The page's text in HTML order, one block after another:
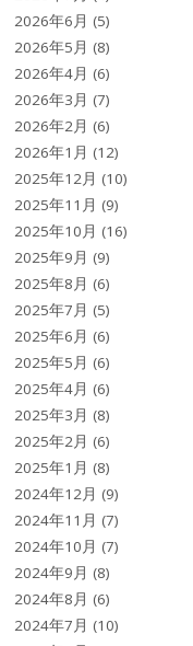
2026年6月 (5)
2026年5月 (8)
2026年4月 (6)
2026年3月 (7)
2026年2月 (6)
2026年1月 (12)
2025年12月 (10)
2025年11月 (9)
2025年10月 (16)
2025年9月 (9)
2025年8月 (6)
2025年7月 (5)
2025年6月 (6)
2025年5月 (6)
2025年4月 (6)
2025年3月 (8)
2025年2月 (6)
2025年1月 (8)
2024年12月 (9)
2024年11月 (7)
2024年10月 (7)
2024年9月 (8)
2024年8月 (6)
2024年7月 (10)